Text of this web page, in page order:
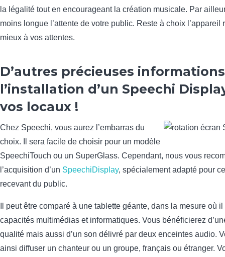
la légalité tout en encourageant la création musicale. Par
moins longue l’attente de votre public. Reste à choix l’appareil
mieux à vos attentes.
D’autres précieuses
l’installation d’un Speechi
vos locaux !
Chez Speechi, vous aurez l’embarras du
choix. Il sera facile de choisir pour un modèle
SpeechiTouch ou un SuperGlass. Cependant, nous vous
l’acquisition d’un SpeechiDisplay, spécialement adapté pour
recevant du public.
Il peut être comparé à une tablette géante, dans la mesure où
capacités multimédias et informatiques. Vous bénéficierez
qualité mais aussi d’un son délivré par deux enceintes audio.
ainsi diffuser un chanteur ou un groupe, français ou étranger.